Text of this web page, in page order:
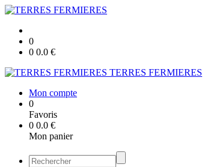
0
0 0.0 €
TERRES FERMIERES
Mon compte
0
Favoris
0 0.0 €
Mon panier